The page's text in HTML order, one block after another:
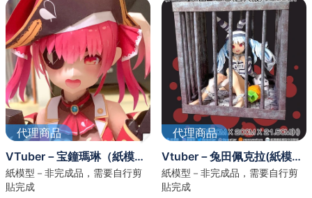
代理商品
VTuber－宝鐘瑪琳（紙模型）
紙模型－非完成品，需要自行剪
貼完成
代理商品
Vtuber－兔田佩克拉(紙模型)
紙模型－非完成品，需要自行剪
貼完成